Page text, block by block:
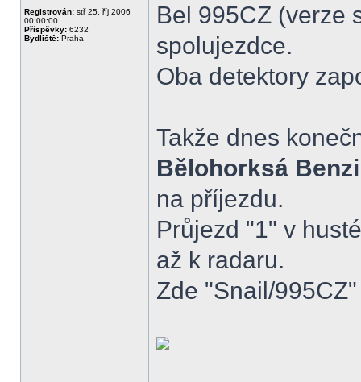
Registrován: stř 25. říj 2006
00:00:00
Příspěvky: 6232
Bydliště: Praha
Bel 995CZ (verze
spolujezdce.
Oba detektory
Takže dnes
Bělohorksá
na příjezdu.
Průjezd "1" v
až k radaru.
Zde "Snail/